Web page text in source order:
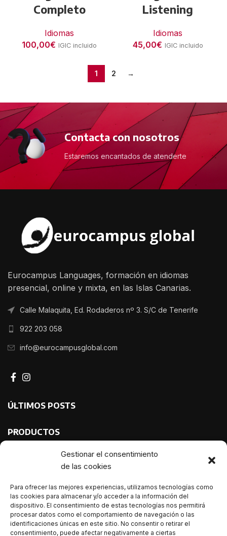
Gestionar el consentimiento
de las cookies
Para ofrecer las mejores experiencias, utilizamos tecnologías como
las cookies para almacenar y/o acceder a la información del
dispositivo. El consentimiento de estas tecnologías nos permitirá
procesar datos como el comportamiento de navegación o las
identificaciones únicas en este sitio. No consentir o retirar el
consentimiento, puede afectar negativamente a ciertas
Completo
Idiomas
100,00€ IGIC incluido
Listening
Idiomas
45,00€ IGIC incluido
1 2 →
Contacta con nosotros
Estaremos encantados de atenderte
Eurocampus Languages, formación en idiomas
presencial, online y mixta, en las Islas Canarias.
Calle Malaquita, Ed. Rodaderos nº 3. S/C de Tenerife
922 203 058
info@eurocampusglobal.com
ÚLTIMOS POSTS
PRODUCTOS